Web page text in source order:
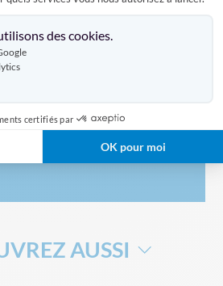
des cookies.
certifiés par
OK pour moi
AUSSI